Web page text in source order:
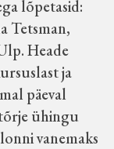
lõpetasid:
Tetsman,
Heade
ja
päeval
ühingu
vanemaks